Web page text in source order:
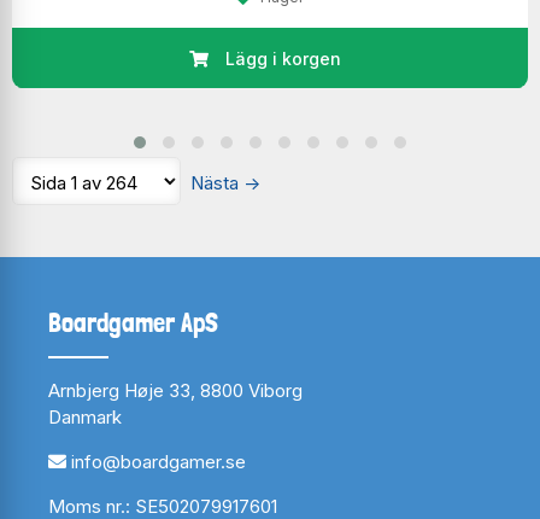
Lägg i korgen
Nästa →
Boardgamer ApS
Arnbjerg Høje 33, 8800 Viborg
Danmark
info@boardgamer.se
Moms nr.: SE502079917601